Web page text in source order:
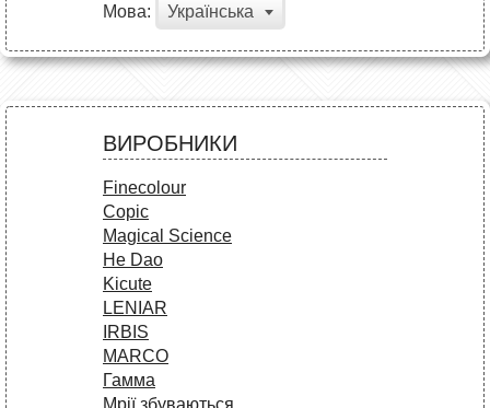
Мова: Українська
ВИРОБНИКИ
Finecolour
Copic
Magical Science
He Dao
Kicute
LENIAR
IRBIS
MARCO
Гамма